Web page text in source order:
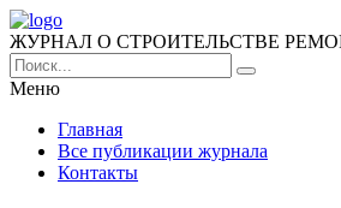
ЖУРНАЛ О СТРОИТЕЛЬСТВЕ
Меню
Главная
Все публикации журнала
Контакты